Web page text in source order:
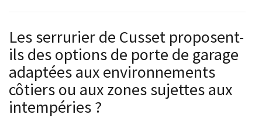
Les serrurier de Cusset proposent-
ils des options de porte de garage
adaptées aux environnements
côtiers ou aux zones sujettes aux
intempéries ?